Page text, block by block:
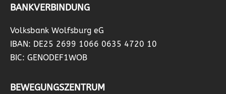
BANKVERBINDUNG
Volksbank Wolfsburg eG
IBAN: DE25 2699 1066 0635 4720 10
BIC: GENODEF1WOB
BEWEGUNGSZENTRUM